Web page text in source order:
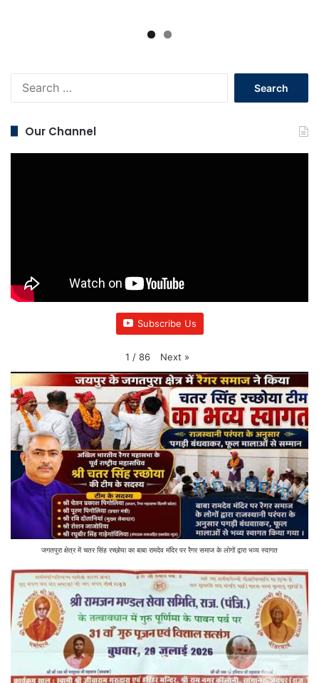
Our Channel
Subscribe Us
1 / 86 Next »
जगतपुरा क्षेत्र में चतर सिंह रच्छोया का बाबा रामदेव मंदिर पर रैगर समाज के लोगों द्वारा भव्य स्वागत